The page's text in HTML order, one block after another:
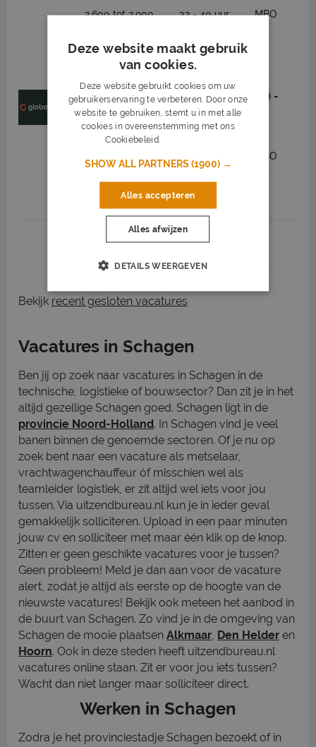
2.600 tot 2.900 32 - 40 uur MBO
Job highlights
Vervolgstap in het groen (Rijbewijs B) -
Omgeving Schagen
Globen Schagen
MBO
Job highlights
2 3 Volgende >
Bekijk recent gesloten vacatures
Vacatures in Schagen
Ben jij op zoek naar vacatures in Schagen in de
technische, logistieke of bouwsector? Dan zit je in het
altijd gezellige Schagen goed. Schagen ligt in de
provincie Noord-Holland. In Schagen vind je veel
banen binnen de genoemde sectoren. Of je nu op
zoek bent naar een vacature als metselaar,
vrachtwagenchauffeur óf misschien wel als
teamleider logistiek, er zit altijd wel iets voor jou
tussen. Via uitzendbureau.nl kun je in ieder geval
gemakkelijk solliciteren. Upload in een paar minuten
jouw cv en solliciteer met maar één klik op de knop.
Zitten er geen geschikte vacatures voor je tussen?
Geen probleem! Meld je dan aan voor de vacature
alert, zodat je altijd als eerste op de hoogte van de
nieuwste vacatures! Bekijk ook meteen het aanbod in
de buurt van Schagen. Zo vind je in de omgeving van
Schagen de mooie plaatsen Alkmaar, Den Helder en
Hoorn. Ook in deze steden heeft uitzendbureau.nl
vacatures online staan. Zit er voor jou iets tussen?
Wacht dan niet langer maar solliciteer direct.
Werken in Schagen
Zodra je het provinciestadje Schagen bezoekt of in
Deze website maakt gebruik
van cookies.
Deze website gebruikt cookies om uw
gebruikerservaring te verbeteren. Door onze
website te gebruiken, stemt u in met alle
cookies in overeenstemming met ons
Cookiebeleid.
SHOW ALL PARTNERS(1900) →
Alles accepteren
Alles afwijzen
DETAILS WEERGEVEN